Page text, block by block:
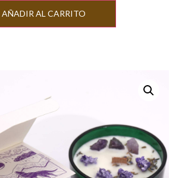
AÑADIR AL CARRITO